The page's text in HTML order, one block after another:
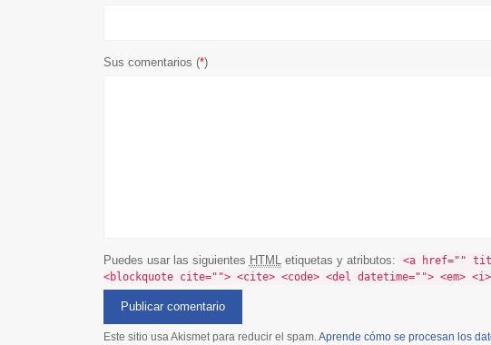
Sus comentarios (*)
Puedes usar las siguientes HTML etiquetas y atributos:
<a href=""
<blockquote cite=""> <cite> <code> <del datetime=""> <em>
Este sitio usa Akismet para reducir el spam.Aprende cómo se procesan los